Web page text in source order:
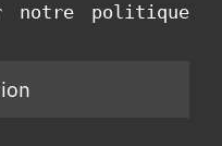
notre politique